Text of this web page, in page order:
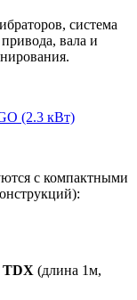
система
вала и
(2.3 кВт)
с компактными
TDX (длина 1м,